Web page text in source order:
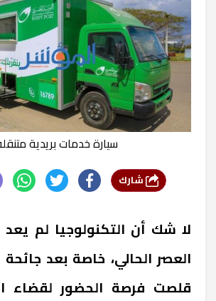
سيارة خدمات بريدية
لا شك أن التكنولوجيا لم
العصر الحالي، خاصة بعد جائحة
قلصت فرصة الحضور لقضاء